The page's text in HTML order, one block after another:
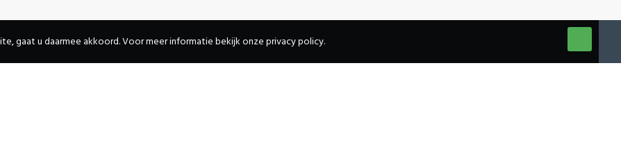
gaat u daarmee akkoord. Voor meer informatie bekijk onze privacy policy.